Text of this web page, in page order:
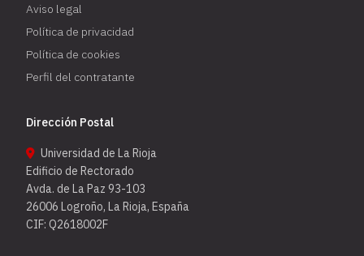
Aviso legal
Política de privacidad
Política de cookies
Perfil del contratante
Dirección Postal
Universidad de La Rioja
Edificio de Rectorado
Avda. de La Paz 93-103
26006 Logroño, La Rioja, España
CIF: Q2618002F